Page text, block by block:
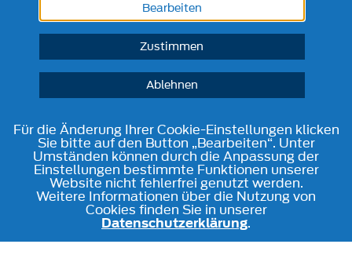
Kontakt
Bearbeiten
Zustimmen
Ablehnen
Für die Änderung Ihrer Cookie-Einstellungen klicken
Sie bitte auf den Button „Bearbeiten“. Unter
Umständen können durch die Anpassung der
Einstellungen bestimmte Funktionen unserer
Website nicht fehlerfrei genutzt werden.
Weitere Informationen über die Nutzung von
Cookies finden Sie in unserer
Datenschutzerklärung.